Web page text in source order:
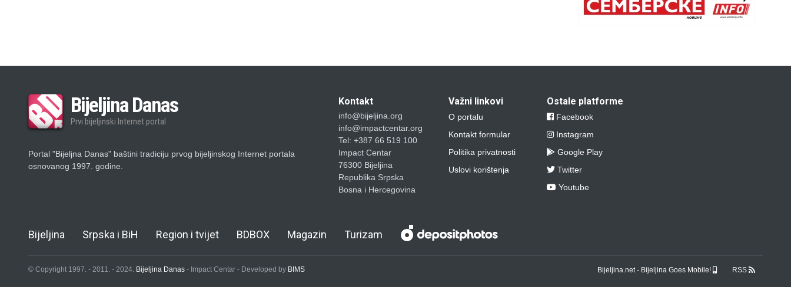
Bijeljina Danas
Prvi bijeljinski Internet portal
Portal "Bijeljna Danas" baštini tradiciju prvog bijeljinskog Internet portala
osnovanog 1997. godine.
Kontakt
info@bijeljina.org
info@impactcentar.org
Tel: +387 66 519 100
Impact Centar
76300 Bijeljina
Republika Srpska
Bosna i Hercegovina
Važni linkovi
O portalu
Kontakt formular
Politika privatnosti
Uslovi korištenja
Ostale platforme
Facebook
Instagram
Google Play
Twitter
Youtube
Bijeljina Srpska i BiH Region i tvijet BDBOX Magazin Turizam
© Copyright 1997. - 2011. - 2024. Bijeljina Danas - Impact Centar - Developed by BIMS Bijeljina.net - Bijeljina Goes Mobile! RSS